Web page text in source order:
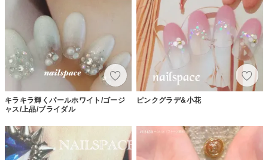
キラキラ輝くパールホワイト/ゴージ
ャス/上品/ブライダル
ピンクグラデ&小花